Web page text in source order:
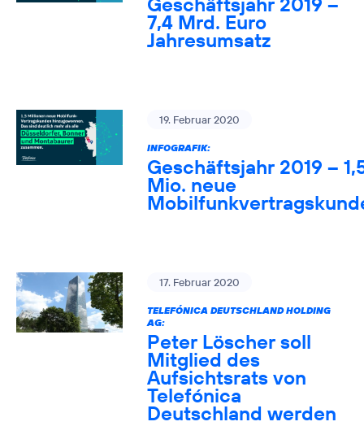
7,4 Mrd. Euro
Jahresumsatz
19. Februar 2020
INFOGRAFIK:
Geschäftsjahr 2019 –
Mio. neue
17. Februar 2020
TELEFÓNICA DEUTSCHLAND HOLDING
AG:
Peter Löscher soll
Mitglied des
Aufsichtsrats von
Telefónica
Deutschland werden